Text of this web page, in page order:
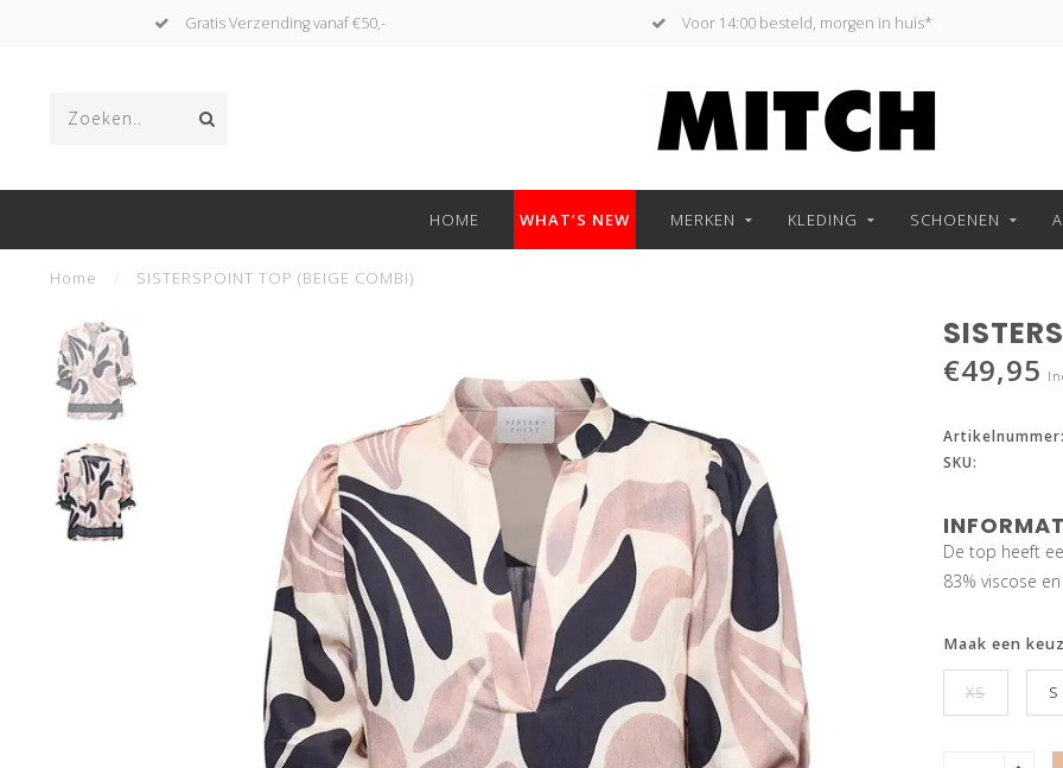
Gratis Verzending vanaf €50,- Voor 14:00 besteld, morgen in huis*
HOME WHAT’S NEW MERKEN KLEDING SCHOENEN
Home SISTERSPOINT TOP (BEIGE COMBI)
€49,95
SKU:
De top heeft
83% viscose
Maak een
XS S